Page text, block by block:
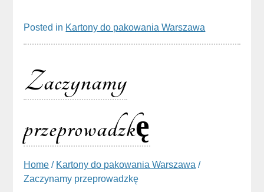
Posted in Kartony do pakowania Warszawa
Zaczynamy
przeprowadzkę
Home / Kartony do pakowania Warszawa /
Zaczynamy przeprowadzkę